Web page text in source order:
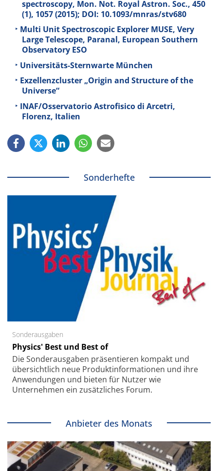
spectroscopy, Mon. Not. Royal Astron. Soc., 450
(1), 1057 (2015); DOI: 10.1093/mnras/stv680
Multi Unit Spectroscopic Explorer MUSE, Very
Large Telescope, Paranal, European Southern
Observatory ESO
Universitäts-Sternwarte München
Exzellenzcluster „Origin and Structure of the
Universe“
INAF/Osservatorio Astrofisico di Arcetri,
Florenz, Italien
Sonderhefte
Sonderausgaben
Physics' Best und Best of
Die Sonder­ausgaben präsentieren kompakt und
übersichtlich neue Produkt­informationen und ihre
Anwendungen und bieten für Nutzer wie
Unternehmen ein zusätzliches Forum.
Anbieter des Monats